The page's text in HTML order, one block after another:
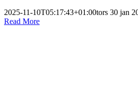
2025-11-10T05:17:43+01:00tors 30 jan
Read More